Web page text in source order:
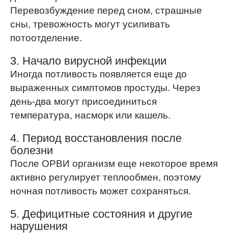
Перевозбуждение перед сном, страшные
сны, тревожность могут усиливать
потоотделение.
3. Начало вирусной инфекции
Иногда потливость появляется еще до
выраженных симптомов простуды. Через
день-два могут присоединиться
температура, насморк или кашель.
4. Период восстановления после
болезни
После ОРВИ организм еще некоторое время
активно регулирует теплообмен, поэтому
ночная потливость может сохраняться.
5. Дефицитные состояния и другие
нарушения